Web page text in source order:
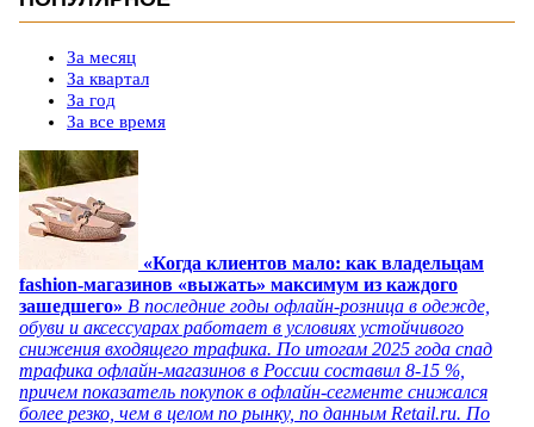
За месяц
За квартал
За год
За все время
«Когда клиентов мало: как владельцам
fashion-магазинов «выжать» максимум из каждого
зашедшего» В последние годы офлайн-розница в одежде,
обуви и аксессуарах работает в условиях устойчивого
снижения входящего трафика. По итогам 2025 года спад
трафика офлайн-магазинов в России составил 8-15 %,
причем показатель покупок в офлайн-сегменте снижался
более резко, чем в целом по рынку, по данным Retail.ru. По